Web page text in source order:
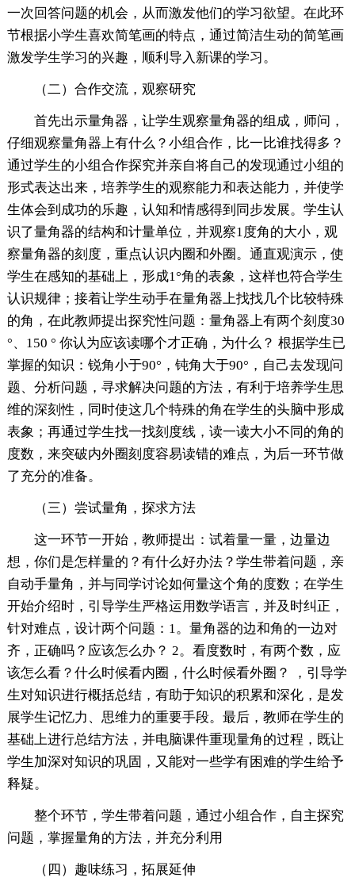
一次回答问题的机会，从而激发他们的学习欲望。在此环
节根据小学生喜欢简笔画的特点，通过简洁生动的简笔画
激发学生学习的兴趣，顺利导入新课的学习。
（二）合作交流，观察研究
首先出示量角器，让学生观察量角器的组成，师问，
仔细观察量角器上有什么？小组合作，比一比谁找得多？
通过学生的小组合作探究并亲自将自己的发现通过小组的
形式表达出来，培养学生的观察能力和表达能力，并使学
生体会到成功的乐趣，认知和情感得到同步发展。学生认
识了量角器的结构和计量单位，并观察1度角的大小，观
察量角器的刻度，重点认识内圈和外圈。通直观演示，使
学生在感知的基础上，形成1°角的表象，这样也符合学生
认识规律；接着让学生动手在量角器上找找几个比较特殊
的角，在此教师提出探究性问题：量角器上有两个刻度30
°、150 ° 你认为应该读哪个才正确，为什么？ 根据学生已
掌握的知识：锐角小于90°，钝角大于90°，自己去发现问
题、分析问题，寻求解决问题的方法，有利于培养学生思
维的深刻性，同时使这几个特殊的角在学生的头脑中形成
表象；再通过学生找一找刻度线，读一读大小不同的角的
度数，来突破内外圈刻度容易读错的难点，为后一环节做
了充分的准备。
（三）尝试量角，探求方法
这一环节一开始，教师提出：试着量一量，边量边
想，你们是怎样量的？有什么好办法？学生带着问题，亲
自动手量角，并与同学讨论如何量这个角的度数；在学生
开始介绍时，引导学生严格运用数学语言，并及时纠正，
针对难点，设计两个问题：1。量角器的边和角的一边对
齐，正确吗？应该怎么办？ 2。看度数时，有两个数，应
该怎么看？什么时候看内圈，什么时候看外圈？ ，引导学
生对知识进行概括总结，有助于知识的积累和深化，是发
展学生记忆力、思维力的重要手段。最后，教师在学生的
基础上进行总结方法，并电脑课件重现量角的过程，既让
学生加深对知识的巩固，又能对一些学有困难的学生给予
释疑。
整个环节，学生带着问题，通过小组合作，自主探究
问题，掌握量角的方法，并充分利用
（四）趣味练习，拓展延伸